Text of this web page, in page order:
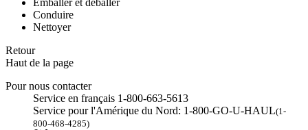
Emballer et déballer
Conduire
Nettoyer
Retour
Haut de la page
Pour nous contacter
Service en français 1-800-663-5613
Service pour l'Amérique du Nord: 1-800-GO-U-HAUL(1-
800-468-4285)